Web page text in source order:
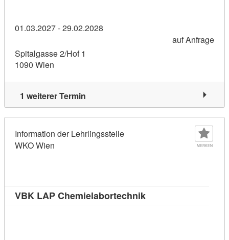
01.03.2027 - 29.02.2028
auf Anfrage
Spitalgasse 2/Hof 1
1090 Wien
1 weiterer Termin
Information der Lehrlingsstelle
WKO Wien
MERKEN
VBK LAP ChemielabortechnikKursdetail: VBK LAP